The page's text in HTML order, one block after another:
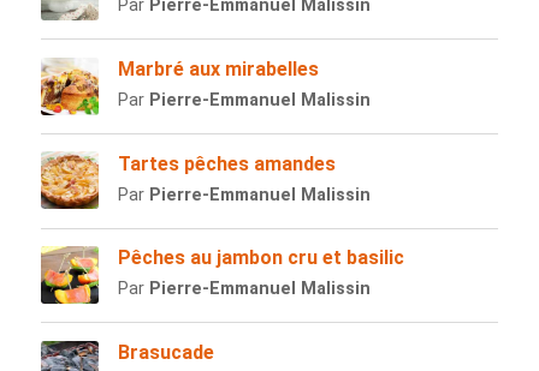
Par Pierre-Emmanuel Malissin
Marbré aux mirabelles
Par Pierre-Emmanuel Malissin
Tartes pêches amandes
Par Pierre-Emmanuel Malissin
Pêches au jambon cru et basilic
Par Pierre-Emmanuel Malissin
Brasucade